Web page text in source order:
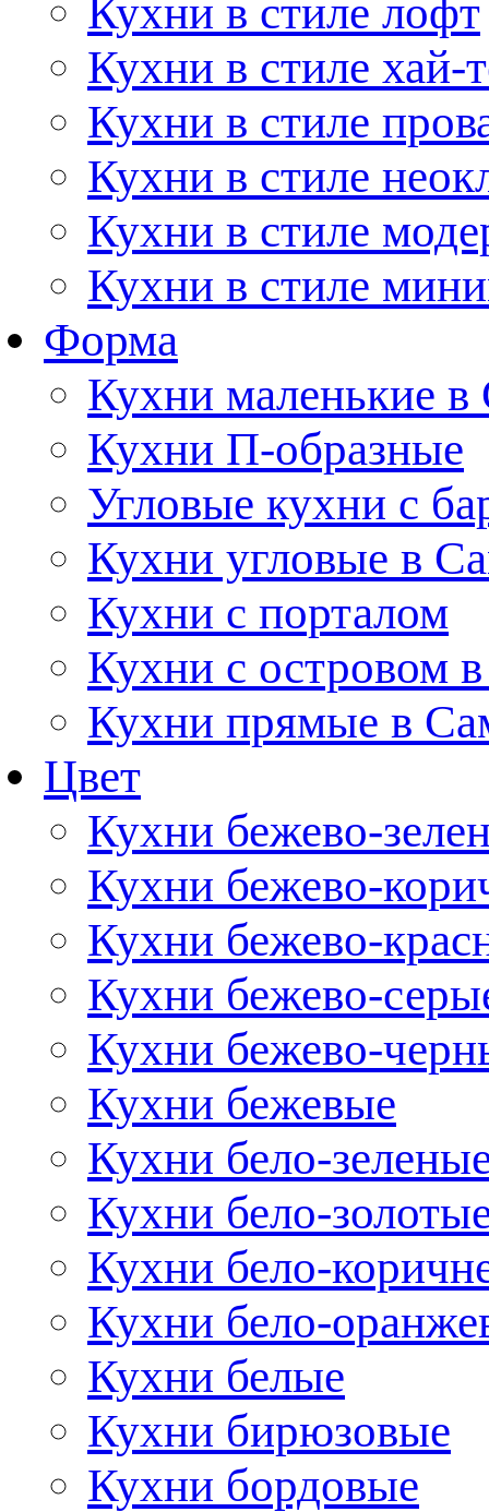
Кухни в стиле лофт
Кухни в стиле хай-
Кухни в стиле
Кухни в стиле
Кухни в стиле
Кухни в стиле
Форма
Кухни маленькие в
Кухни П-образные
Угловые кухни с
Кухни угловые в
Кухни с порталом
Кухни с островом
Кухни прямые в
Цвет
Кухни бежево-
Кухни бежево-
Кухни бежево-
Кухни бежево-
Кухни бежево-
Кухни бежевые
Кухни бело-
Кухни бело-
Кухни бело-
Кухни бело-
Кухни белые
Кухни бирюзовые
Кухни бордовые